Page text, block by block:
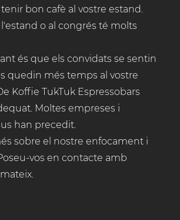
bon cafè al vostre estand.
o al congrés té molts
és que els convidats se sentin
quedin més temps al vostre
Koffie TukTuk Espressobars
Moltes empreses i
han precedit.
sobre el nostre enfocament i
vos en contacte amb